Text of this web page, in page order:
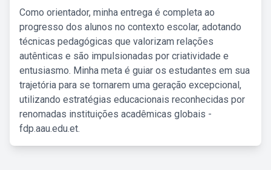
Como orientador, minha entrega é completa ao
progresso dos alunos no contexto escolar, adotando
técnicas pedagógicas que valorizam relações
autênticas e são impulsionadas por criatividade e
entusiasmo. Minha meta é guiar os estudantes em sua
trajetória para se tornarem uma geração excepcional,
utilizando estratégias educacionais reconhecidas por
renomadas instituições acadêmicas globais -
fdp.aau.edu.et.